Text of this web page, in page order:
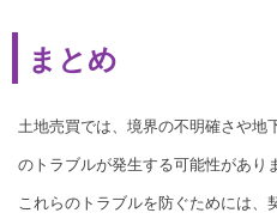
まとめ
土地売買では、境界の不明確さや地
のトラブルが発生する可能性があり
これらのトラブルを防ぐためには